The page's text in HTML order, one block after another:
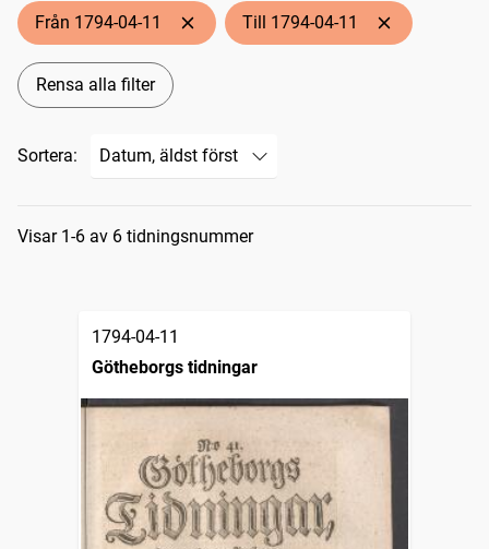
Från 1794-04-11 Till 1794-04-11
Rensa alla filter
Sortera:
Sökresultat
Visar 1-6 av 6 tidningsnummer
1794-04-11
Götheborgs tidningar